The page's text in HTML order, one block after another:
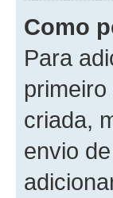
Como
Para
criada,
envio